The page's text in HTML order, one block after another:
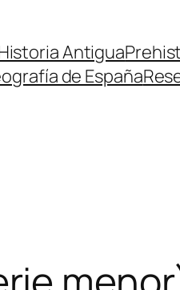
Antigua
de España